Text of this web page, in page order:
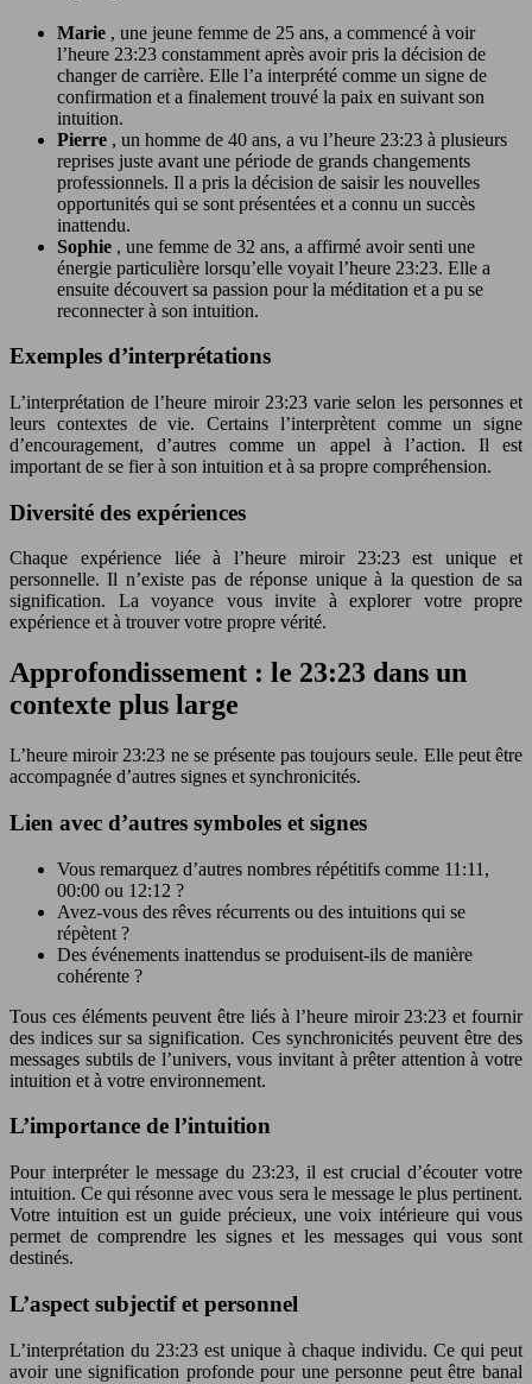
Marie , une jeune femme de 25 ans, a commencé à voir
l’heure 23:23 constamment après avoir pris la décision de
changer de carrière. Elle l’a interprété comme un signe de
confirmation et a finalement trouvé la paix en suivant son
intuition.
Pierre , un homme de 40 ans, a vu l’heure 23:23 à plusieurs
reprises juste avant une période de grands changements
professionnels. Il a pris la décision de saisir les nouvelles
opportunités qui se sont présentées et a connu un succès
inattendu.
Sophie , une femme de 32 ans, a affirmé avoir senti une
énergie particulière lorsqu’elle voyait l’heure 23:23. Elle a
ensuite découvert sa passion pour la méditation et a pu se
reconnecter à son intuition.
Exemples d’interprétations
L’interprétation de l’heure miroir 23:23 varie selon les personnes et
leurs contextes de vie. Certains l’interprètent comme un signe
d’encouragement, d’autres comme un appel à l’action. Il est
important de se fier à son intuition et à sa propre compréhension.
Diversité des expériences
Chaque expérience liée à l’heure miroir 23:23 est unique et
personnelle. Il n’existe pas de réponse unique à la question de sa
signification. La voyance vous invite à explorer votre propre
expérience et à trouver votre propre vérité.
Approfondissement : le 23:23 dans un
contexte plus large
L’heure miroir 23:23 ne se présente pas toujours seule. Elle peut être
accompagnée d’autres signes et synchronicités.
Lien avec d’autres symboles et signes
Vous remarquez d’autres nombres répétitifs comme 11:11,
00:00 ou 12:12 ?
Avez-vous des rêves récurrents ou des intuitions qui se
répètent ?
Des événements inattendus se produisent-ils de manière
cohérente ?
Tous ces éléments peuvent être liés à l’heure miroir 23:23 et fournir
des indices sur sa signification. Ces synchronicités peuvent être des
messages subtils de l’univers, vous invitant à prêter attention à votre
intuition et à votre environnement.
L’importance de l’intuition
Pour interpréter le message du 23:23, il est crucial d’écouter votre
intuition. Ce qui résonne avec vous sera le message le plus pertinent.
Votre intuition est un guide précieux, une voix intérieure qui vous
permet de comprendre les signes et les messages qui vous sont
destinés.
L’aspect subjectif et personnel
L’interprétation du 23:23 est unique à chaque individu. Ce qui peut
avoir une signification profonde pour une personne peut être banal